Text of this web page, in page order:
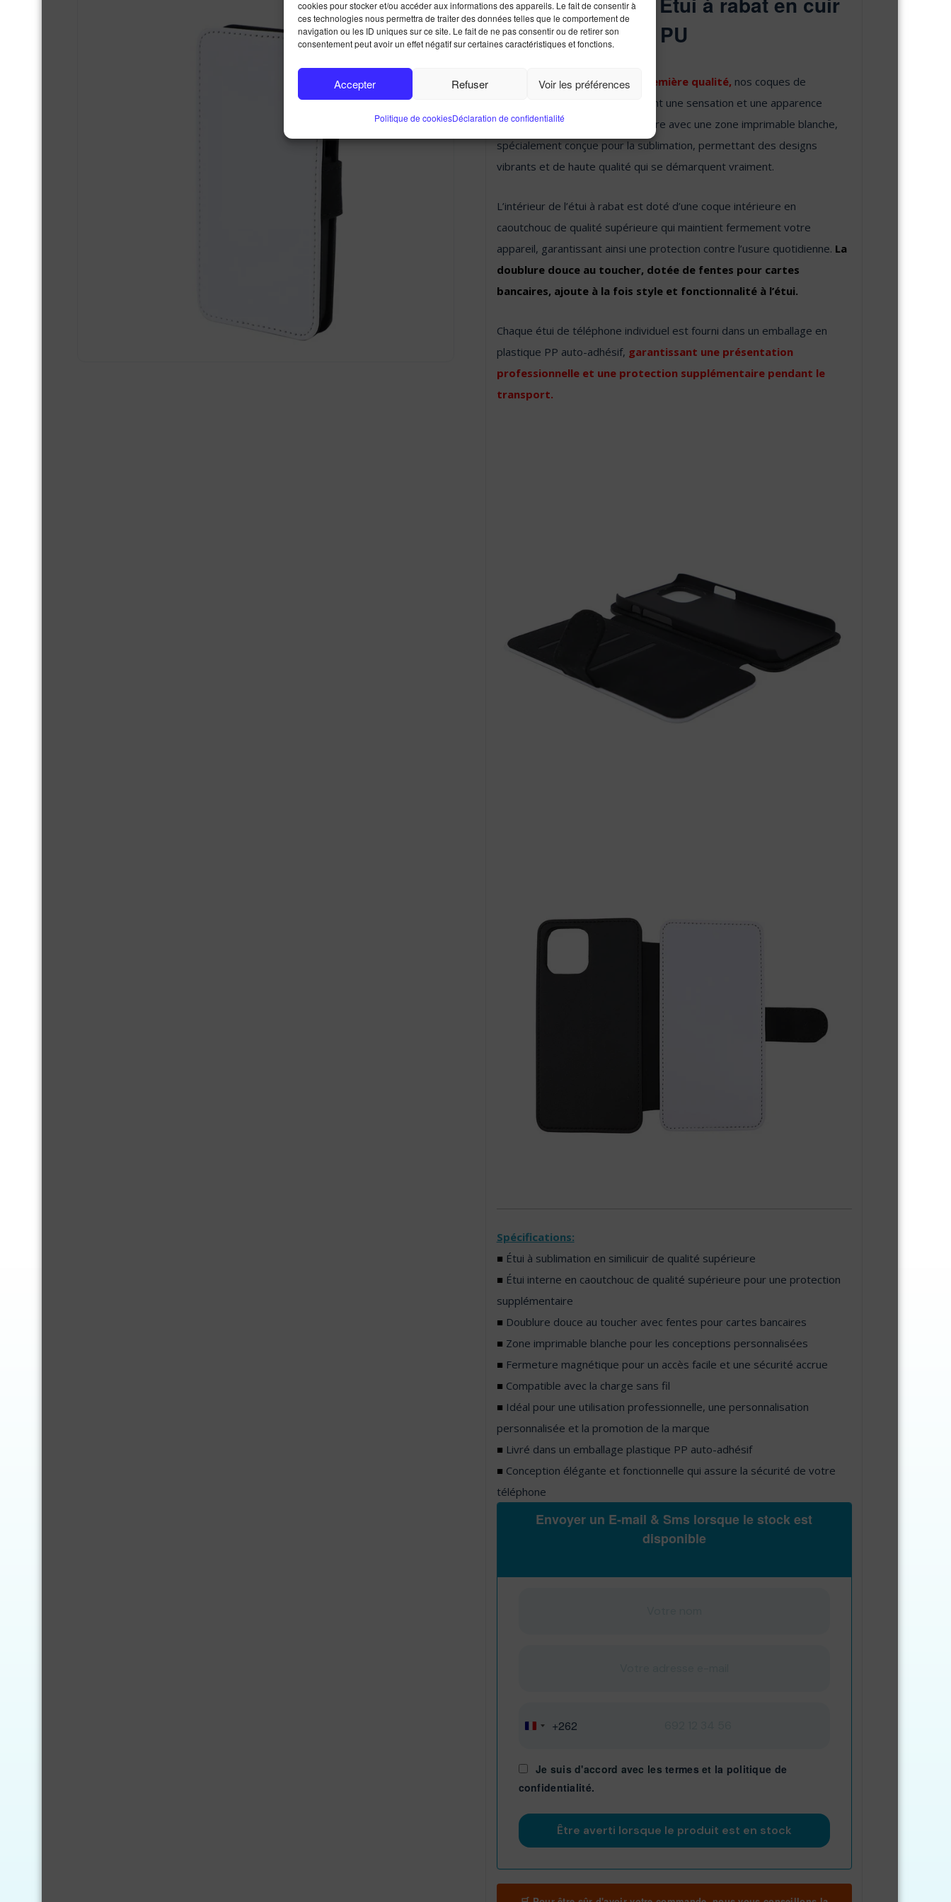
cookies pour stocker et/ou accéder aux informations des appareils. Le fait de consentir à
ces technologies nous permettra de traiter des données telles que le comportement de
navigation ou les ID uniques sur ce site. Le fait de ne pas consentir ou de retirer son
consentement peut avoir un effet négatif sur certaines caractéristiques et fonctions.
Accepter Refuser Voir les préférences
Politique de cookiesDéclaration de confidentialité
PU
Fabriquées en similicuir de première qualité, nos coques de
téléphone à sublimation dégagent une sensation et une apparence
luxueuses. Chaque coque est noire avec une zone imprimable blanche,
spécialement conçue pour la sublimation, permettant des designs
vibrants et de haute qualité qui se démarquent vraiment.
L’intérieur de l’étui à rabat est doté d’une coque intérieure en
caoutchouc de qualité supérieure qui maintient fermement votre
appareil, garantissant ainsi une protection contre l’usure quotidienne. La
doublure douce au toucher, dotée de fentes pour cartes
bancaires, ajoute à la fois style et fonctionnalité à l’étui.
Chaque étui de téléphone individuel est fourni dans un emballage en
plastique PP auto-adhésif, garantissant une présentation
professionnelle et une protection supplémentaire pendant le
transport.
Spécifications:
■ Étui à sublimation en similicuir de qualité supérieure
■ Étui interne en caoutchouc de qualité supérieure pour une protection
supplémentaire
■ Doublure douce au toucher avec fentes pour cartes bancaires
■ Zone imprimable blanche pour les conceptions personnalisées
■ Fermeture magnétique pour un accès facile et une sécurité accrue
■ Compatible avec la charge sans fil
■ Idéal pour une utilisation professionnelle, une personnalisation
personnalisée et la promotion de la marque
■ Livré dans un emballage plastique PP auto-adhésif
■ Conception élégante et fonctionnelle qui assure la sécurité de votre
téléphone
Envoyer un E-mail & Sms lorsque le stock est
disponible
Réunion
+262
Je suis d'accord avec lestermes et la politique de
confidentialité.